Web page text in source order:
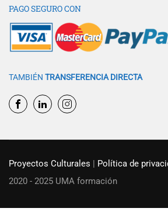
PAGO SEGURO CON
TAMBIÉN TRANSFERENCIA DIRECTA
Proyectos Culturales | Política de
2020 - 2025 UMA formación